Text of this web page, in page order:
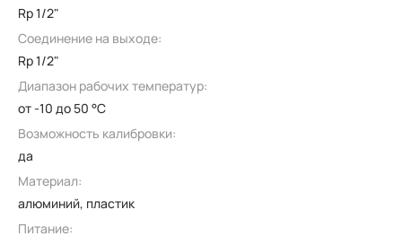
Rp 1/2"
Соединение на выходе:
Rp 1/2"
Диапазон рабочих температур:
от -10 до 50 °C
Возможность калибровки:
да
Материал:
алюминий, пластик
Питание: